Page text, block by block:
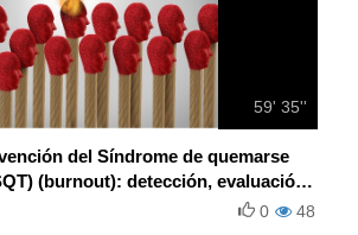
59' 35''
del Síndrome de quemarse
(burnout): detección, evaluación
48
0